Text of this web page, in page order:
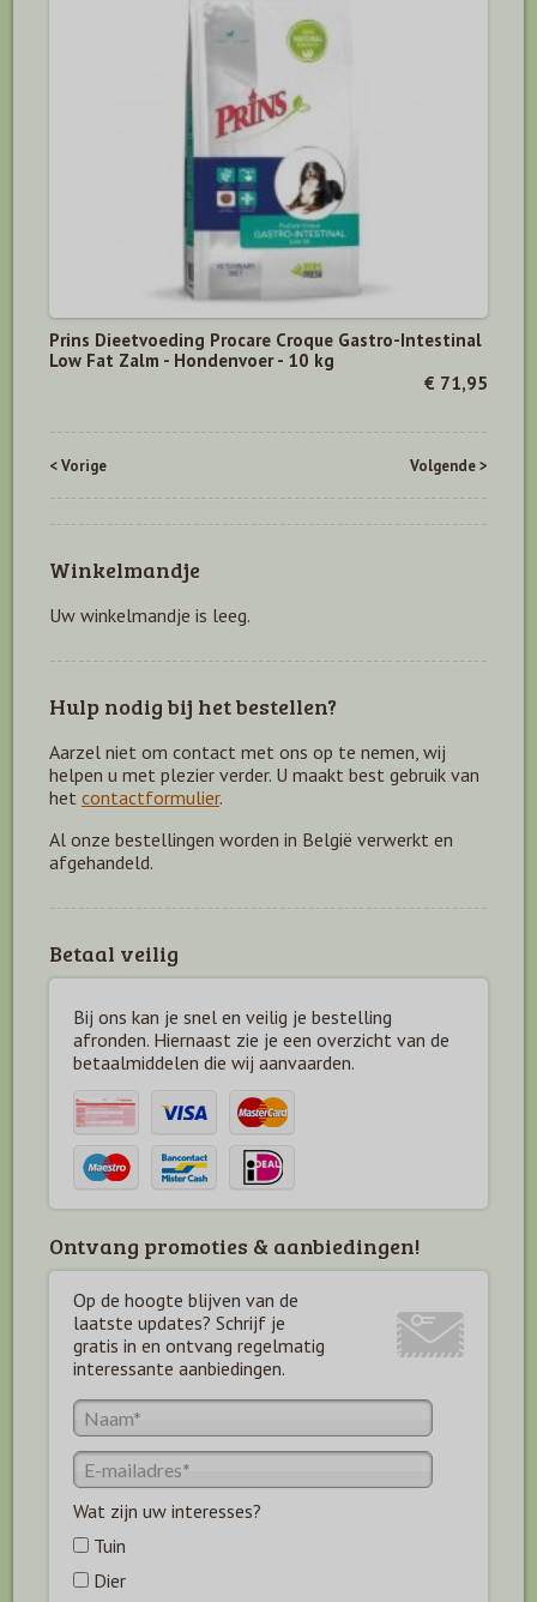
Prins Dieetvoeding Procare Croque Gastro-Intestinal
Low Fat Zalm - Hondenvoer - 10 kg
€ 71,95
< Vorige Volgende >
Winkelmandje
Uw winkelmandje is leeg.
Hulp nodig bij het bestellen?
Aarzel niet om contact met ons op te nemen, wij
helpen u met plezier verder. U maakt best gebruik van
het contactformulier.
Al onze bestellingen worden in België verwerkt en
afgehandeld.
Betaal veilig
Bij ons kan je snel en veilig je bestelling
afronden. Hiernaast zie je een overzicht van de
betaalmiddelen die wij aanvaarden.
Ontvang promoties & aanbiedingen!
Op de hoogte blijven van de
laatste updates? Schrijf je
gratis in en ontvang regelmatig
interessante aanbiedingen.
Wat zijn uw interesses?
Tuin
Dier